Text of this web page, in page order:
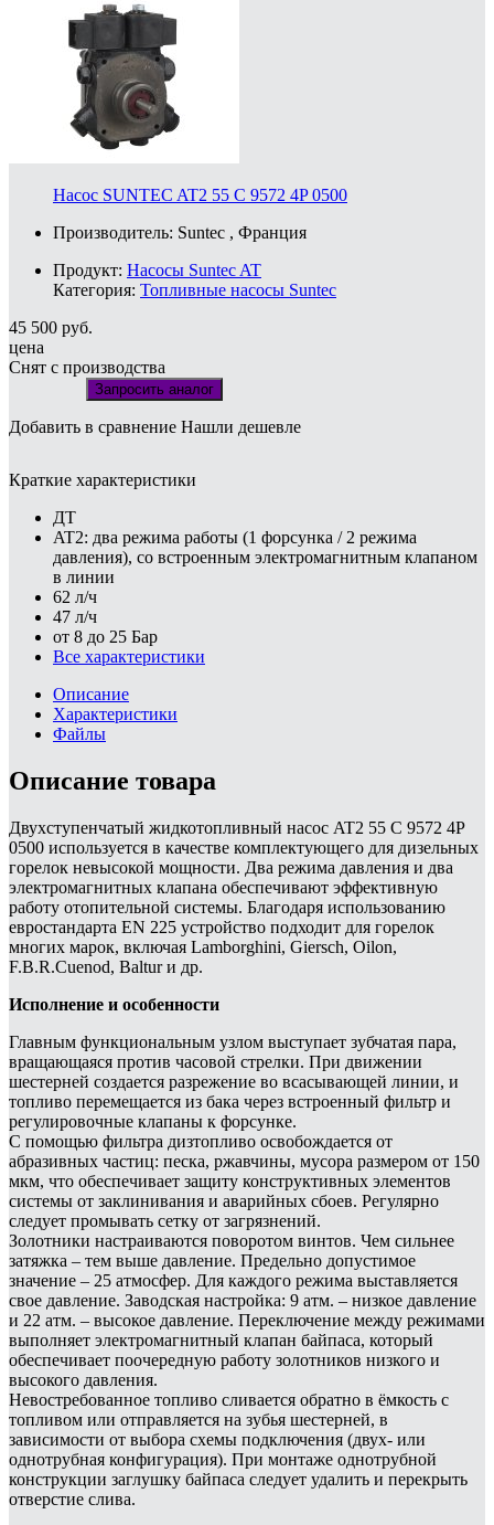
Насос SUNTEC AT2 55 C 9572 4P 0500
Производитель: Suntec , Франция
Продукт: Насосы Suntec AT
Категория: Топливные насосы Suntec
45 500 руб.
цена
Снят с производства
Запросить аналог
Добавить в сравнение Нашли дешевле
Краткие характеристики
ДТ
AT2: два режима работы (1 форсунка / 2 режима
давления), со встроенным электромагнитным клапаном
в линии
62 л/ч
47 л/ч
от 8 до 25 Бар
Все характеристики
Описание
Характеристики
Файлы
Описание товара
Двухступенчатый жидкотопливный насос AT2 55 C 9572 4P
0500 используется в качестве комплектующего для дизельных
горелок невысокой мощности. Два режима давления и два
электромагнитных клапана обеспечивают эффективную
работу отопительной системы. Благодаря использованию
евростандарта EN 225 устройство подходит для горелок
многих марок, включая Lamborghini, Giersch, Oilon,
F.B.R.Cuenod, Baltur и др.
Исполнение и особенности
Главным функциональным узлом выступает зубчатая пара,
вращающаяся против часовой стрелки. При движении
шестерней создается разрежение во всасывающей линии, и
топливо перемещается из бака через встроенный фильтр и
регулировочные клапаны к форсунке.
С помощью фильтра дизтопливо освобождается от
абразивных частиц: песка, ржавчины, мусора размером от 150
мкм, что обеспечивает защиту конструктивных элементов
системы от заклинивания и аварийных сбоев. Регулярно
следует промывать сетку от загрязнений.
Золотники настраиваются поворотом винтов. Чем сильнее
затяжка – тем выше давление. Предельно допустимое
значение – 25 атмосфер. Для каждого режима выставляется
свое давление. Заводская настройка: 9 атм. – низкое давление
и 22 атм. – высокое давление. Переключение между режимами
выполняет электромагнитный клапан байпаса, который
обеспечивает поочередную работу золотников низкого и
высокого давления.
Невостребованное топливо сливается обратно в ёмкость с
топливом или отправляется на зубья шестерней, в
зависимости от выбора схемы подключения (двух- или
однотрубная конфигурация). При монтаже однотрубной
конструкции заглушку байпаса следует удалить и перекрыть
отверстие слива.